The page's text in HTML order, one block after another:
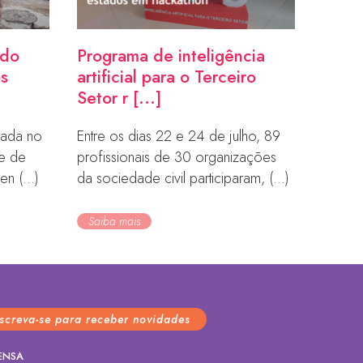
no
de
(...)
Programa de inteligência
artificial para o Terceiro
Setor r [...]
Entre os dias 22 e 24 de julho, 89
profissionais de 30 organizações
da sociedade civil participaram, (...)
Saiba mais
se para receber novidades